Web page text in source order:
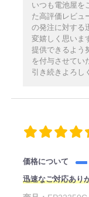
いつも電池屋を
た高評価レビュ
の発注に対する
変嬉しく思いま
提供できるよう
を付与させてい
引き続きよろし
価格について
迅速なご対応あり